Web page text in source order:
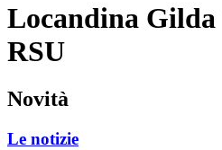
Locandina Gilda
RSU
Novità
Le notizie